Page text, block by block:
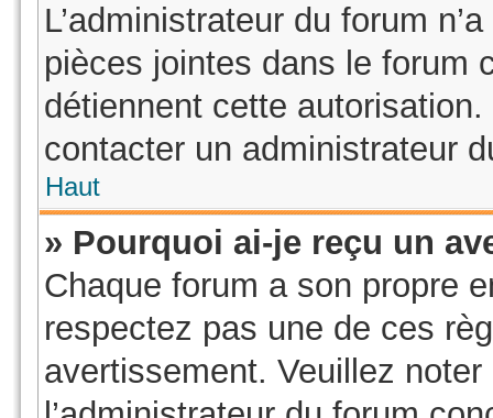
L’administrateur du forum
pièces jointes dans le forum
détiennent cette
contacter un administrateur
Haut
» Pourquoi ai-je reçu un
Chaque forum a son propre
respectez pas une de ces
avertissement. Veuillez noter